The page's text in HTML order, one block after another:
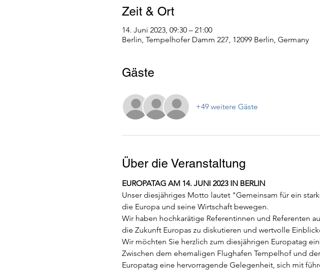
Zeit & Ort
14. Juni 2023, 09:30 – 21:00
Berlin, Tempelhofer Damm 227, 12099 Berlin, Germany
Gäste
+49 weitere Gäste
Über die Veranstaltung
EUROPATAG AM 14. JUNI 2023 IN BERLIN
Unser diesjähriges Motto lautet "Gemeinsam für ein
die Europa und seine Wirtschaft bewegen.
Wir haben hochkarätige Referentinnen und Referenten
die Zukunft Europas zu diskutieren und wertvolle
Wir möchten Sie herzlich zum diesjährigen Europatag
Zwischen dem ehemaligen Flughafen Tempelhof und
Europatag eine hervorragende Gelegenheit, sich mit